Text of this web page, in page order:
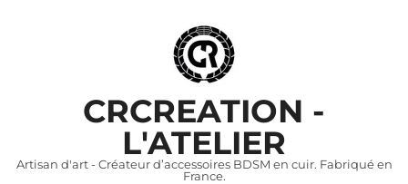
CRCREATION -
L'ATELIER
Artisan d'art - Créateur d’accessoires BDSM en cuir. Fabriqué en
France.